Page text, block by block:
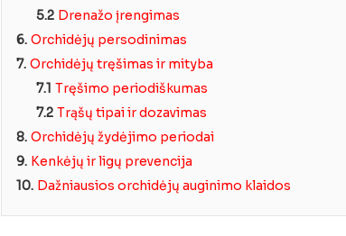
5.2 Drenažo įrengimas
6. Orchidėjų persodinimas
7. Orchidėjų tręšimas ir mityba
7.1 Tręšimo periodiškumas
7.2 Trąšų tipai ir dozavimas
8. Orchidėjų žydėjimo periodai
9. Kenkėjų ir ligų prevencija
10. Dažniausios orchidėjų auginimo klaidos